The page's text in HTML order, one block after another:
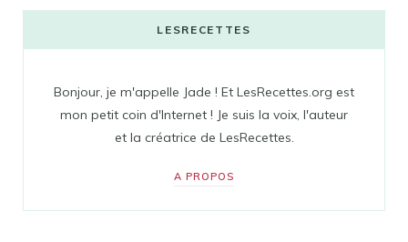
LESRECETTES
Bonjour, je m'appelle Jade ! Et LesRecettes.org est
mon petit coin d'Internet ! Je suis la voix, l'auteur
et la créatrice de LesRecettes.
A PROPOS